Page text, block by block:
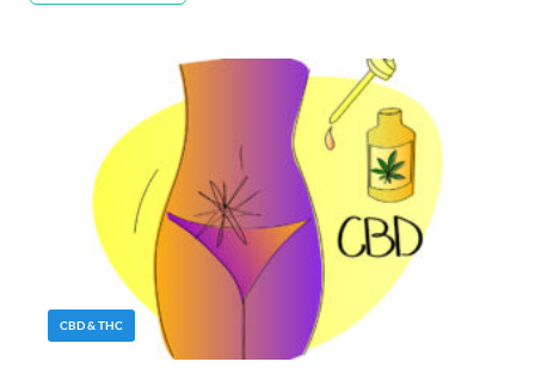
CBD & THC